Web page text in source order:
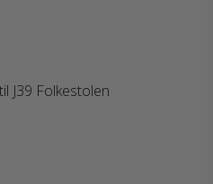
J39 Folkestolen